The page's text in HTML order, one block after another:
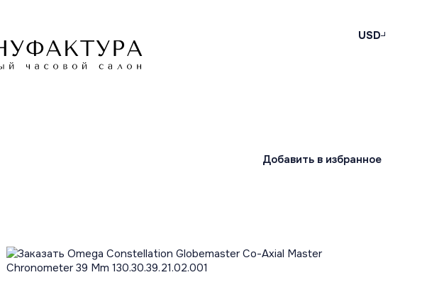
USD
Добавить в избранное